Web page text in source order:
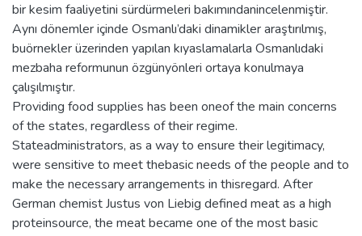
bir kesim faaliyetini sürdürmeleri bakımındanincelenmiştir.
Aynı dönemler içinde Osmanlı’daki dinamikler araştırılmış,
buörnekler üzerinden yapılan kıyaslamalarla Osmanlıdaki
mezbaha reformunun özgünyönleri ortaya konulmaya
çalışılmıştır.
Providing food supplies has been oneof the main concerns
of the states, regardless of their regime.
Stateadministrators, as a way to ensure their legitimacy,
were sensitive to meet thebasic needs of the people and to
make the necessary arrangements in thisregard. After
German chemist Justus von Liebig defined meat as a high
proteinsource, the meat became one of the most basic